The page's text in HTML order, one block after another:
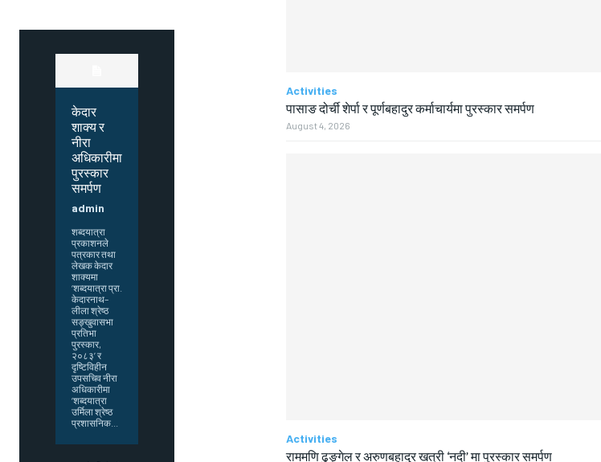
केदार
शाक्य र
नीरा
अधिकारीमा
पुरस्कार
समर्पण
admin
शब्दयात्रा
प्रकाशनले
पत्रकार तथा
लेखक केदार
शाक्यमा
‘शब्दयात्रा प्रा.
केदारनाथ–
लीला श्रेष्ठ
सङ्खुवासभा
प्रतिभा
पुरस्कार,
२०८३’ र
दृष्टिविहीन
उपसचिव नीरा
अधिकारीमा
‘शब्दयात्रा
उर्मिला श्रेष्ठ
प्रशासनिक...
Activities
पासाङ दोर्ची शेर्पा र पूर्णबहादुर कर्माचार्यमा पुरस्कार समर्पण
August 4, 2026
Activities
राममणि ढुङ्गेल र अरुणबहादुर खत्री ‘नदी’ मा पुरस्कार समर्पण